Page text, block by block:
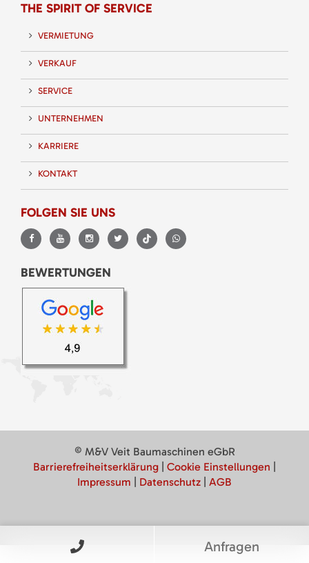
THE SPIRIT OF SERVICE
VERMIETUNG
VERKAUF
SERVICE
UNTERNEHMEN
KARRIERE
KONTAKT
FOLGEN SIE UNS
BEWERTUNGEN
© M&V Veit Baumaschinen eGbR
Barrierefreiheitserklärung
Cookie Einstellungen
Impressum
Datenschutz AGB
Anfragen